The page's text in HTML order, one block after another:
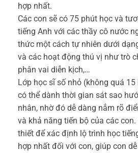
hợp nhất.
Các con sẽ có 75 phút học và
tiếng Anh với các thầy cô nước
thức một cách tự nhiên dưới
và các hoạt động thú vị như trò
phân vai diễn kịch,…
Lớp học sĩ số nhỏ (không quá
có thể dành thời gian sát sao
nhân, nhờ đó dễ dàng nắm rõ
và khả năng tiến bộ của các
thiết để xác định lộ trình học
hợp nhất đối với con, giúp con